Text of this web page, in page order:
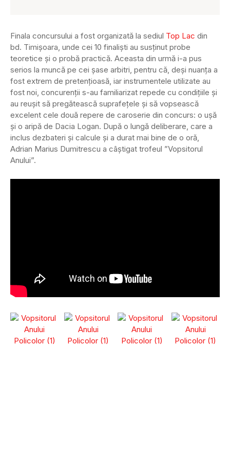
Finala concursului a fost organizată la sediul Top Lac din
bd. Timișoara, unde cei 10 finaliști au susținut probe
teoretice și o probă practică. Aceasta din urmă i-a pus
serios la muncă pe cei șase arbitri, pentru că, deși nuanța a
fost extrem de pretențioasă, iar instrumentele utilizate au
fost noi, concurenții s-au familiarizat repede cu condițiile și
au reușit să pregătească suprafețele și să vopsească
excelent cele două repere de caroserie din concurs: o ușă
și o aripă de Dacia Logan. După o lungă deliberare, care a
inclus dezbateri și calcule și a durat mai bine de o oră,
Adrian Marius Dumitrescu a câștigat trofeul ”Vopsitorul
Anului”.